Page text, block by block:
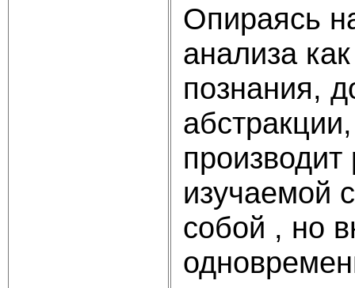
Опираясь
анализа
познания,
изучаемой
собой , но